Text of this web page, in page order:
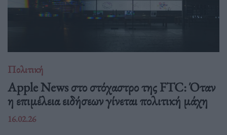
Πολιτική
Apple News στο στόχαστρο της FTC: Όταν
η επιμέλεια ειδήσεων γίνεται πολιτική μάχη
16.02.26